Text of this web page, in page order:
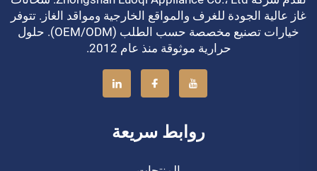
غاز عالية الجودة للغرف والمواقع الخارجية ومواقد الغاز. تتوفر
خيارات تصنيع مخصصة حسب الطلب (OEM/ODM). حلول
حرارية موثوقة منذ عام 2012.
روابط سريعة